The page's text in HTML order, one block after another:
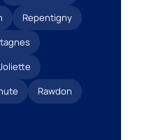
Repentigny
Rawdon